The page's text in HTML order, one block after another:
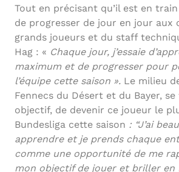
Tout en précisant qu’il est en
de progresser de jour en jour aux
grands joueurs et du staff
Hag : « Chaque jour, j’essaie
maximum et de progresser pour
l’équipe cette saison ». Le milieu
Fennecs du Désert et du Bayer,
objectif, de devenir ce joueur le
Bundesliga cette saison : “J’ai
apprendre et je prends chaque
comme une opportunité de me
mon objectif de jouer et briller en